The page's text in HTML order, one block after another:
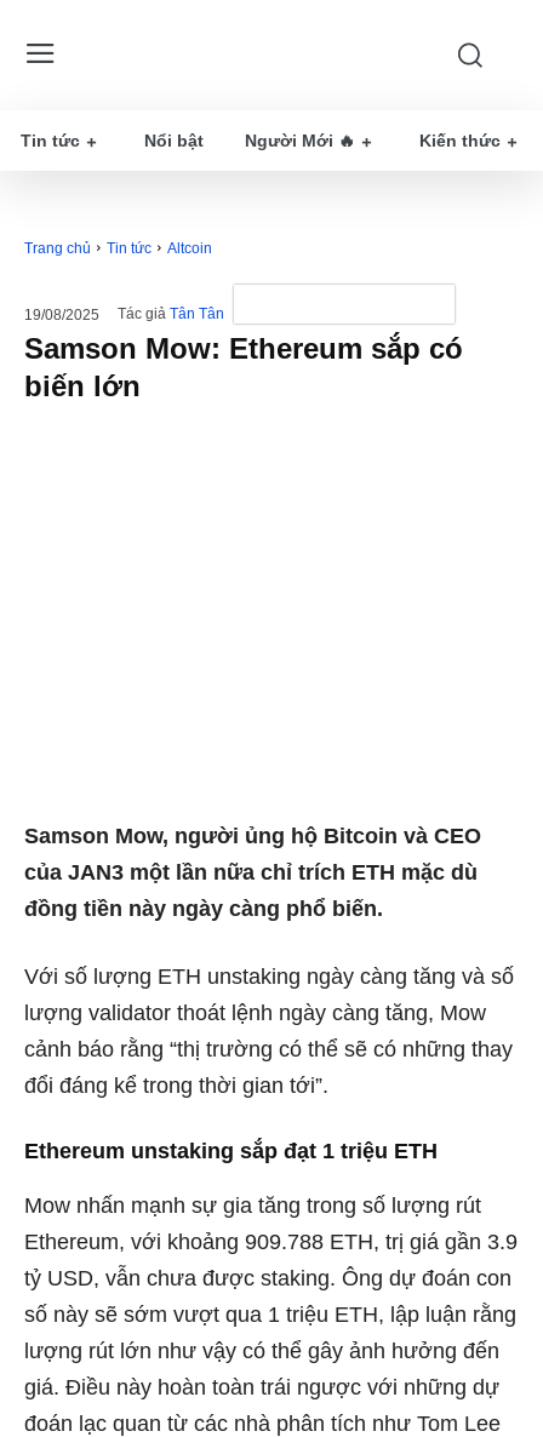
Tin tức Nổi bật Người Mới 🔥 Kiến thức
Trang chủ Tin tức Altcoin
19/08/2025 Tác giả Tân Tân
Samson Mow: Ethereum sắp có
biến lớn
Samson Mow, người ủng hộ Bitcoin và CEO
của JAN3 một lần nữa chỉ trích ETH mặc dù
đồng tiền này ngày càng phổ biến.
Với số lượng ETH unstaking ngày càng tăng và số
lượng validator thoát lệnh ngày càng tăng, Mow
cảnh báo rằng “thị trường có thể sẽ có những thay
đổi đáng kể trong thời gian tới”.
Ethereum unstaking sắp đạt 1 triệu ETH
Mow nhấn mạnh sự gia tăng trong số lượng rút
Ethereum, với khoảng 909.788 ETH, trị giá gần 3.9
tỷ USD, vẫn chưa được staking. Ông dự đoán con
số này sẽ sớm vượt qua 1 triệu ETH, lập luận rằng
lượng rút lớn như vậy có thể gây ảnh hưởng đến
giá. Điều này hoàn toàn trái ngược với những dự
đoán lạc quan từ các nhà phân tích như Tom Lee